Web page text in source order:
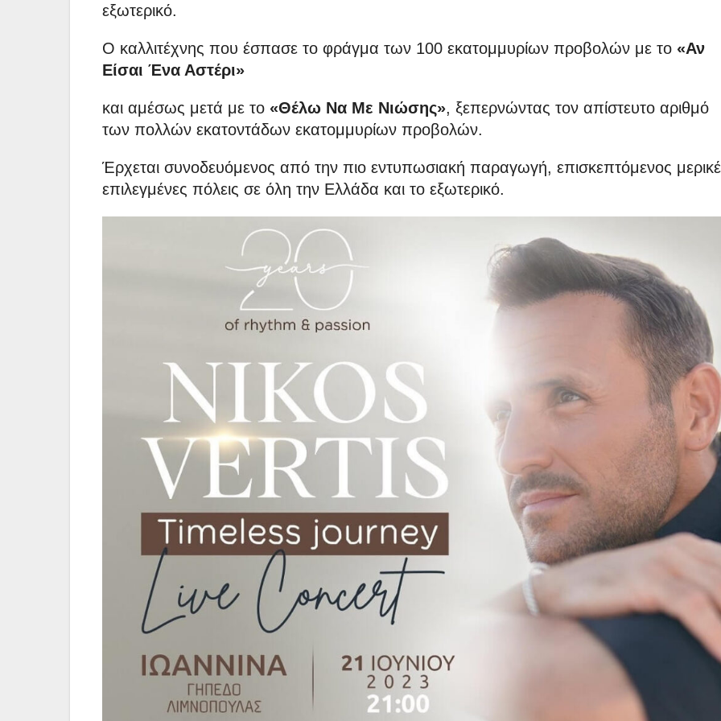
εξωτερικό.
Ο καλλιτέχνης που έσπασε το φράγμα των 100 εκατομμυρίων προβολών με το «Αν
Είσαι Ένα Αστέρι»
και αμέσως μετά με το «Θέλω Να Με Νιώσης», ξεπερνώντας τον απίστευτο αριθμό
των πολλών εκατοντάδων εκατομμυρίων προβολών.
Έρχεται συνοδευόμενος από την πιο εντυπωσιακή παραγωγή, επισκεπτόμενος
επιλεγμένες πόλεις σε όλη την Ελλάδα και το εξωτερικό.